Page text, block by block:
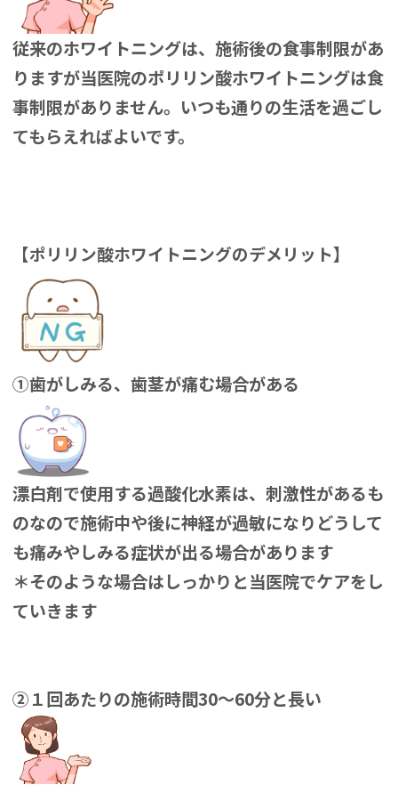
従来のホワイトニングは、施術後の食事制限があ
りますが当医院のポリリン酸ホワイトニングは食
事制限がありません。いつも通りの生活を過ごし
てもらえればよいです。
【ポリリン酸ホワイトニングのデメリット】
①歯がしみる、歯茎が痛む場合がある
漂白剤で使用する過酸化水素は、刺激性があるも
のなので施術中や後に神経が過敏になりどうして
も痛みやしみる症状が出る場合があります
＊そのような場合はしっかりと当医院でケアをし
ていきます
②１回あたりの施術時間30～60分と長い